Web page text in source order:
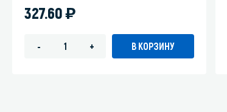
327.60)
- + В КОРЗИНУ